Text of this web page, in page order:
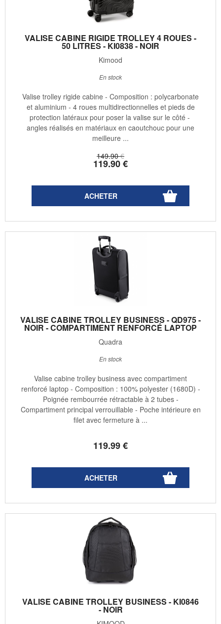
VALISE CABINE RIGIDE TROLLEY 4 ROUES -
50 LITRES - KI0838 - NOIR
Kimood
149.90 €
119.90€
En stock
Valise trolley rigide cabine - Composition : polycarbonate
et aluminium - 4 roues multidirectionnelles et pieds de
protection latéraux pour poser la valise sur le côté -
angles réalisés en matériaux en caoutchouc pour une
meilleure ...
VALISE CABINE TROLLEY BUSINESS - QD975 -
NOIR - COMPARTIMENT RENFORCÉ LAPTOP
Quadra
119.99€
En stock
Valise cabine trolley business avec compartiment
renforcé laptop - Composition : 100% polyester (1680D) -
Poignée rembourrée rétractable à 2 tubes -
Compartiment principal verrouillable - Poche intérieure en
filet avec fermeture à ...
VALISE CABINE TROLLEY BUSINESS - KI0846
- NOIR